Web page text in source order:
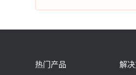
热门产品 解